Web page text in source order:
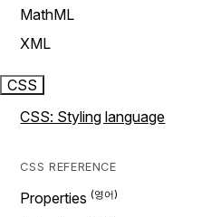
MathML
XML
CSS
CSS: Styling language
CSS REFERENCE
Properties